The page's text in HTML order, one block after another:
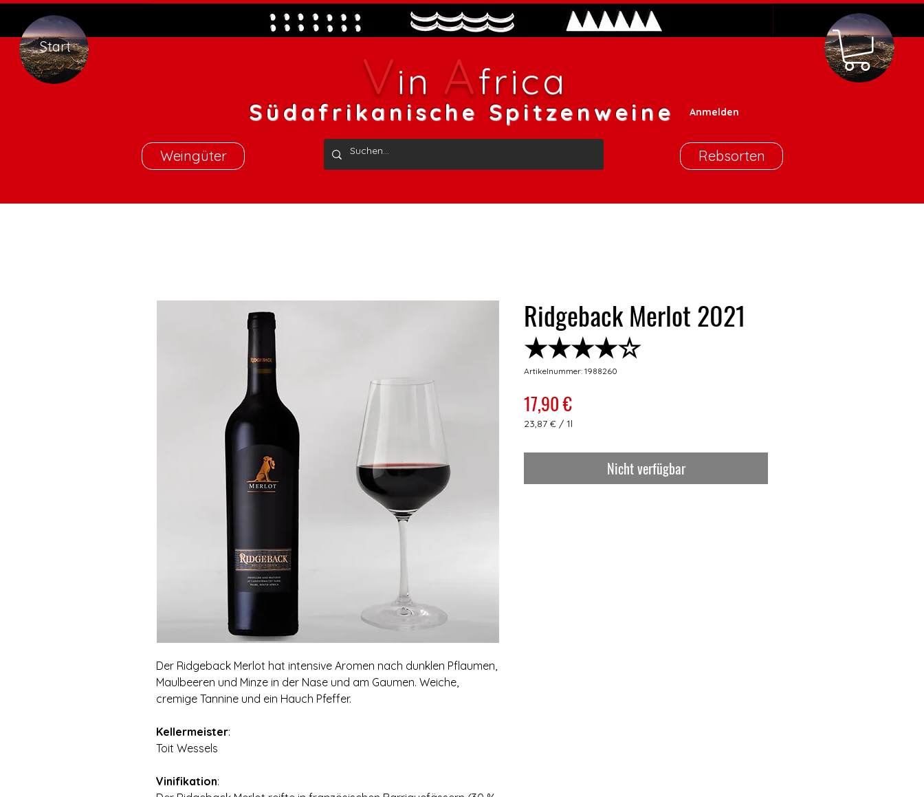
Start
Weingüter
Vin Africa
Südafrikanische Spitzenweine Anmelden
Rebsorten
Der Ridgeback Merlot hat intensive Aromen nach dunklen Pflaumen‚
Maulbeeren und Minze in der Nase und am Gaumen. Weiche‚
cremige Tannine und ein Hauch Pfeffer.
Kellermeister:
Toit Wessels
Vinifikation:
Ridgeback Merlot 2021
★★★★☆
Artikelnummer: 1988260
17,90 €Preis
23,87 € / 1l
pro
Nicht verfügbar